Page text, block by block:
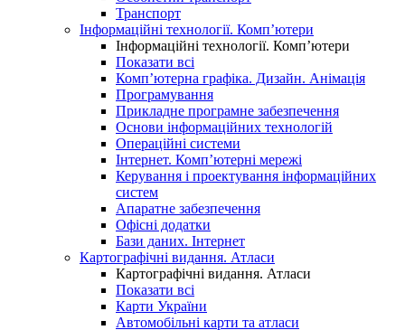
Транспорт
Інформаційні технології. Комп’ютери
Інформаційні технології. Комп’ютери
Показати всі
Комп’ютерна графіка. Дизайн. Анімація
Програмування
Прикладне програмне забезпечення
Основи інформаційних технологій
Операційні системи
Інтернет. Комп’ютерні мережі
Керування і проектування інформаційних
систем
Апаратне забезпечення
Офісні додатки
Бази даних. Інтернет
Картографічні видання. Атласи
Картографічні видання. Атласи
Показати всі
Карти України
Автомобільні карти та атласи